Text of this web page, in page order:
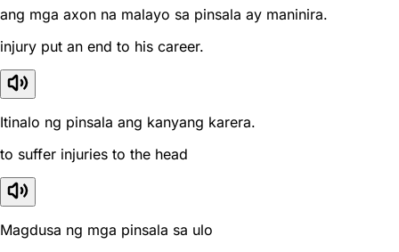
ang mga axon na malayo sa pinsala ay maninira.
injury put an end to his career.
Itinalo ng pinsala ang kanyang karera.
to suffer injuries to the head
Magdusa ng mga pinsala sa ulo